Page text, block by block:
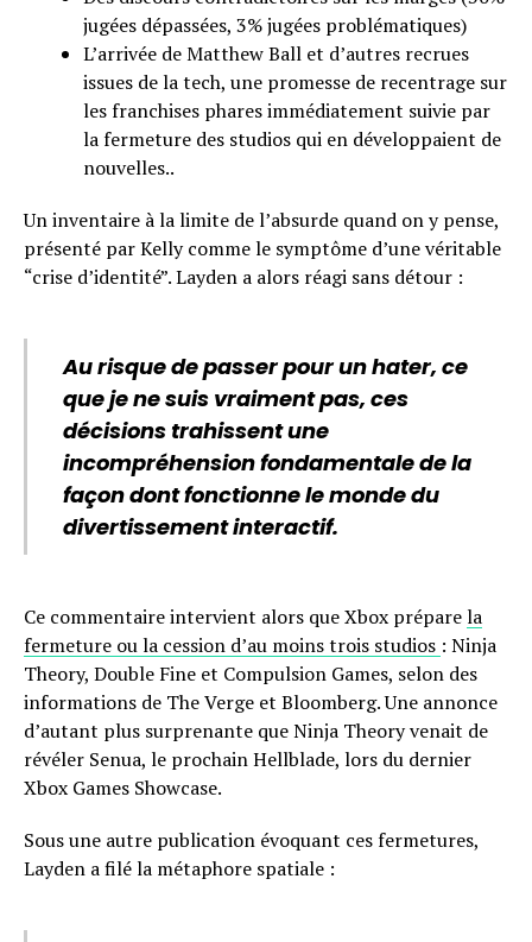
jugées dépassées, 3% jugées problématiques)
L’arrivée de Matthew Ball et d’autres recrues
issues de la tech, une promesse de recentrage sur
les franchises phares immédiatement suivie par
la fermeture des studios qui en développaient de
nouvelles..
Un inventaire à la limite de l’absurde quand on y pense,
présenté par Kelly comme le symptôme d’une véritable
“crise d’identité”. Layden a alors réagi sans détour :
Au risque de passer pour un hater, ce
que je ne suis vraiment pas, ces
décisions trahissent une
incompréhension fondamentale de la
façon dont fonctionne le monde du
divertissement interactif.
Ce commentaire intervient alors que Xbox préparela
fermeture ou la cession d’au moins trois studios : Ninja
Theory, Double Fine et Compulsion Games, selon des
informations de The Verge et Bloomberg. Une annonce
d’autant plus surprenante que Ninja Theory venait de
révéler Senua, le prochain Hellblade, lors du dernier
Xbox Games Showcase.
Sous une autre publication évoquant ces fermetures,
Layden a filé la métaphore spatiale :